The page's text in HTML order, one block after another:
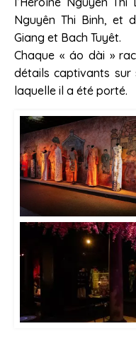
Nguyên Thi Binh, et
Giang et Bach Tuyêt.
Chaque « áo dài »
détails captivants sur
laquelle il a été porté.